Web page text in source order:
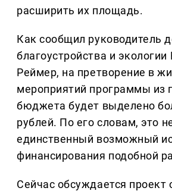
расширить их площадь.
Как сообщил руководитель
благоустройства и экологии
Реймер, на претворение в
мероприятий программы из
бюджета будет выделено
рублей. По его словам, это
единственный возможный
финансирования подобной
Сейчас обсуждается проект